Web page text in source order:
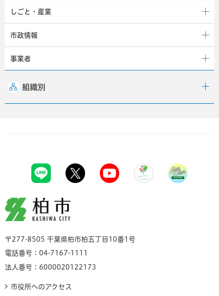
しごと・産業
市政情報
事業者
組織別
柏市
〒277-8505 千葉県柏市柏五丁目10番1号
電話番号：04-7167-1111
法人番号：6000020122173
市役所へのアクセス